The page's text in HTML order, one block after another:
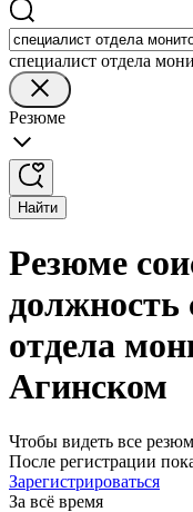
специалист отдела
Резюме
Найти
Резюме
должность
отдела
Агинском
Чтобы видеть все
После регистрации
Зарегистрироваться
За всё время